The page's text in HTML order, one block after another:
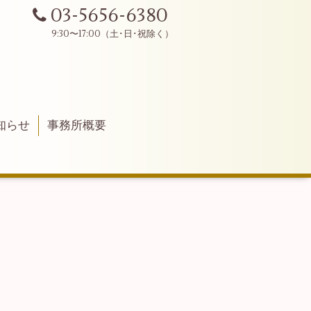
03-5656-6380
らせ 事務所概要